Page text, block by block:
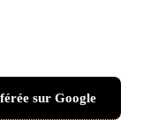
sur Google